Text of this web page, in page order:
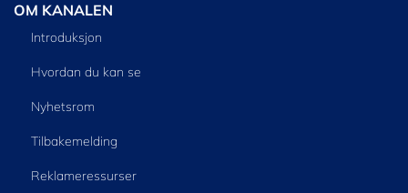
OM KANALEN
Introduksjon
Hvordan du kan se
Nyhetsrom
Tilbakemelding
Reklameressurser